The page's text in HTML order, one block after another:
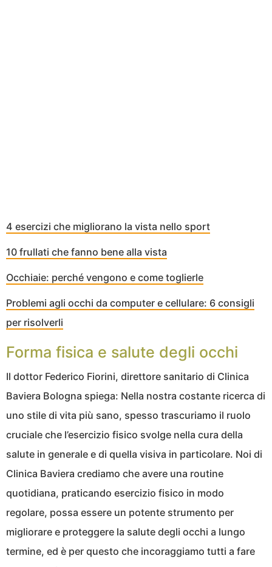
4 esercizi che migliorano la vista nello sport
10 frullati che fanno bene alla vista
Occhiaie: perché vengono e come toglierle
Problemi agli occhi da computer e cellulare: 6 consigli
per risolverli
Forma fisica e salute degli occhi
Il dottor Federico Fiorini, direttore sanitario di Clinica
Baviera Bologna spiega: Nella nostra costante ricerca di
uno stile di vita più sano, spesso trascuriamo il ruolo
cruciale che l’esercizio fisico svolge nella cura della
salute in generale e di quella visiva in particolare. Noi di
Clinica Baviera crediamo che avere una routine
quotidiana, praticando esercizio fisico in modo
regolare, possa essere un potente strumento per
migliorare e proteggere la salute degli occhi a lungo
termine, ed è per questo che incoraggiamo tutti a fare